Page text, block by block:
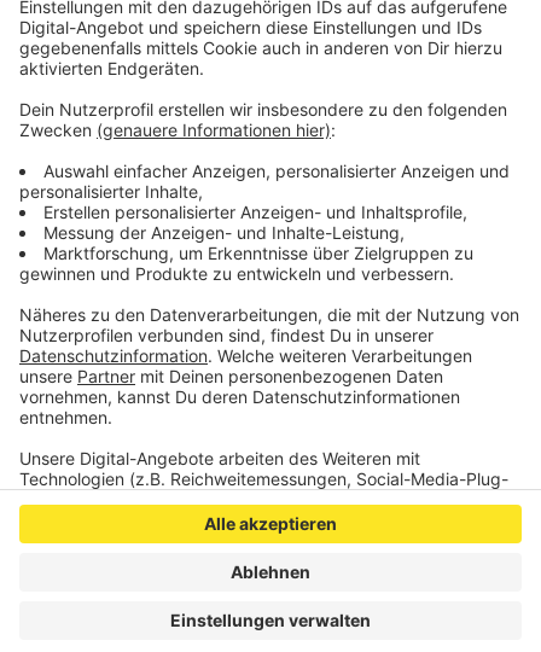
Adventssonntag verkaufsoffen.
- An diesen Sonntagen dürfen Läden ab 13 Uhr bis zu
beantragten Ladenöffnungen nur in räumlicher Nähe zu
jeweiligen Veranstaltung erfolgen, um dem hohen
Schutzgut der Sonntagsruhe Rechnung zu tragen.
Anzeige